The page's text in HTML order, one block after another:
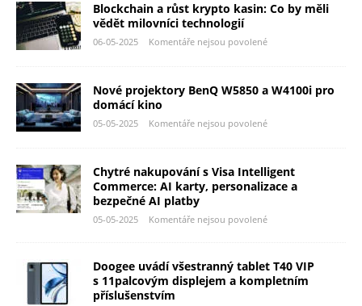
Blockchain a růst krypto kasin: Co by měli
vědět milovníci technologií
06-05-2025 Komentáře nejsou povolené
Nové projektory BenQ W5850 a W4100i pro
domácí kino
05-05-2025 Komentáře nejsou povolené
Chytré nakupování s Visa Intelligent
Commerce: AI karty, personalizace a
bezpečné AI platby
05-05-2025 Komentáře nejsou povolené
Doogee uvádí všestranný tablet T40 VIP
s 11palcovým displejem a kompletním
příslušenstvím